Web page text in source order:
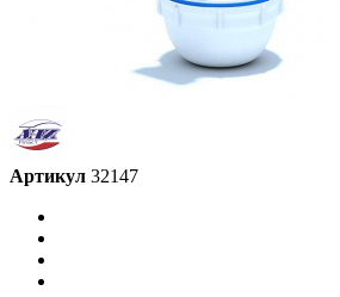
Артикул 32147